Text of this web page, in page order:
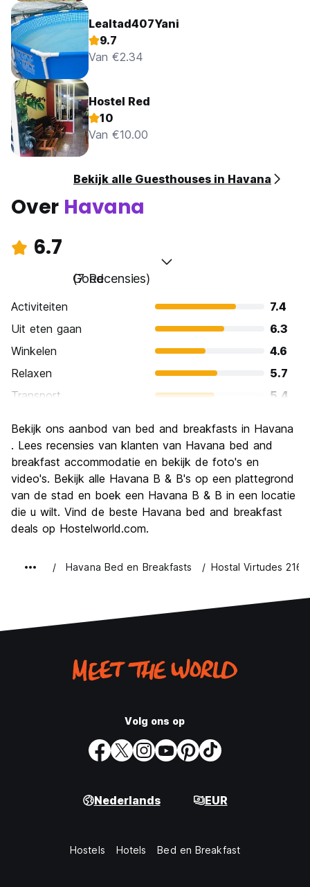
Lealtad407Yani
9.7
Van €2.34
Hostel Red
10
Van €10.00
Bekijk alle Guesthouses in Havana
Over Havana
6.7
Goed
(7 Recensies)
Activiteiten
7.4
Uit eten gaan
6.3
Winkelen
4.6
Relaxen
5.7
Transport
5.4
Cultuur
9.1
Uitgaan
Waarde voor uw geld
6.9
Bekijk ons ​​aanbod van bed and breakfasts in Havana
. Lees recensies van klanten van Havana bed and
breakfast accommodatie en bekijk de foto's en
video's. Bekijk alle Havana B & B's op een plattegrond
van de stad en boek een Havana B & B in een locatie
die u wilt. Vind de beste Havana bed and breakfast
deals op Hostelworld.com.
Havana Bed en Breakfasts Hostal Virtudes 216
Volg ons op
Nederlands EUR
Hostels Hotels Bed en Breakfast